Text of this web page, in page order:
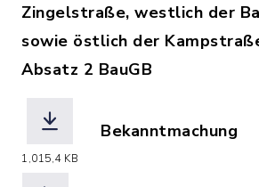
Zingelstraße, westlich der
sowie östlich der
Absatz 2 BauGB
1,015,4 KB
Bekanntmachung